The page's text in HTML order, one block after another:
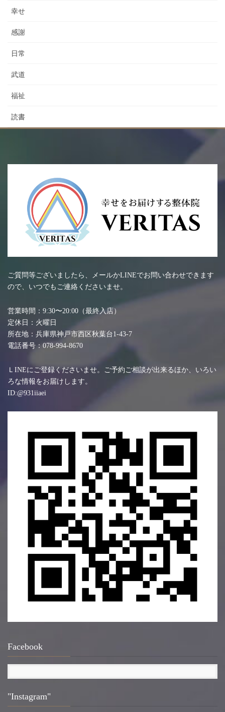
幸せ
感謝
日常
武道
福祉
読書
ご質問等ございましたら、メールかLINEでお問い合わせできます
ので、いつでもご連絡くださいませ。
営業時間：9:30〜20:00（最終入店）
定休日：火曜日
所在地：兵庫県神戸市西区秋葉台1-43-7
電話番号：078-994-8670
ＬINEにご登録くださいませ。ご予約ご相談が出来るほか、いろい
ろな情報をお届けします。
ID:@931iiaei
Facebook
"Instagram"